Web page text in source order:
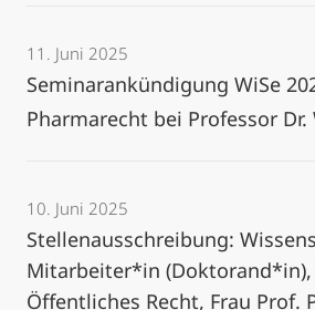
11. Juni 2025
Seminarankündigung WiSe
Pharmarecht bei Professor Dr.
10. Juni 2025
Stellenausschreibung:
Mitarbeiter*in
Öffentliches Recht, Frau Prof.